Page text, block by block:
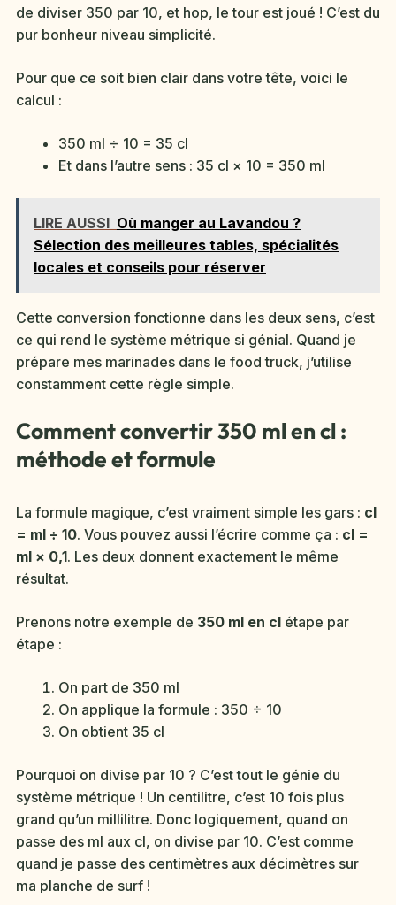
de diviser 350 par 10, et hop, le tour est joué ! C’est du
pur bonheur niveau simplicité.
Pour que ce soit bien clair dans votre tête, voici le
calcul :
350 ml ÷ 10 = 35 cl
Et dans l’autre sens : 35 cl × 10 = 350 ml
LIRE AUSSI Où manger au Lavandou ?
Sélection des meilleures tables, spécialités
locales et conseils pour réserver
Cette conversion fonctionne dans les deux sens, c’est
ce qui rend le système métrique si génial. Quand je
prépare mes marinades dans le food truck, j’utilise
constamment cette règle simple.
Comment convertir 350 ml en cl :
méthode et formule
La formule magique, c’est vraiment simple les gars : cl
= ml ÷ 10. Vous pouvez aussi l’écrire comme ça : cl =
ml × 0,1. Les deux donnent exactement le même
résultat.
Prenons notre exemple de 350 ml en cl étape par
étape :
On part de 350 ml
On applique la formule : 350 ÷ 10
On obtient 35 cl
Pourquoi on divise par 10 ? C’est tout le génie du
système métrique ! Un centilitre, c’est 10 fois plus
grand qu’un millilitre. Donc logiquement, quand on
passe des ml aux cl, on divise par 10. C’est comme
quand je passe des centimètres aux décimètres sur
ma planche de surf !